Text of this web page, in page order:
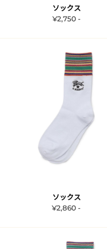
ソックス
¥2,750 -
ソックス
¥2,860 -